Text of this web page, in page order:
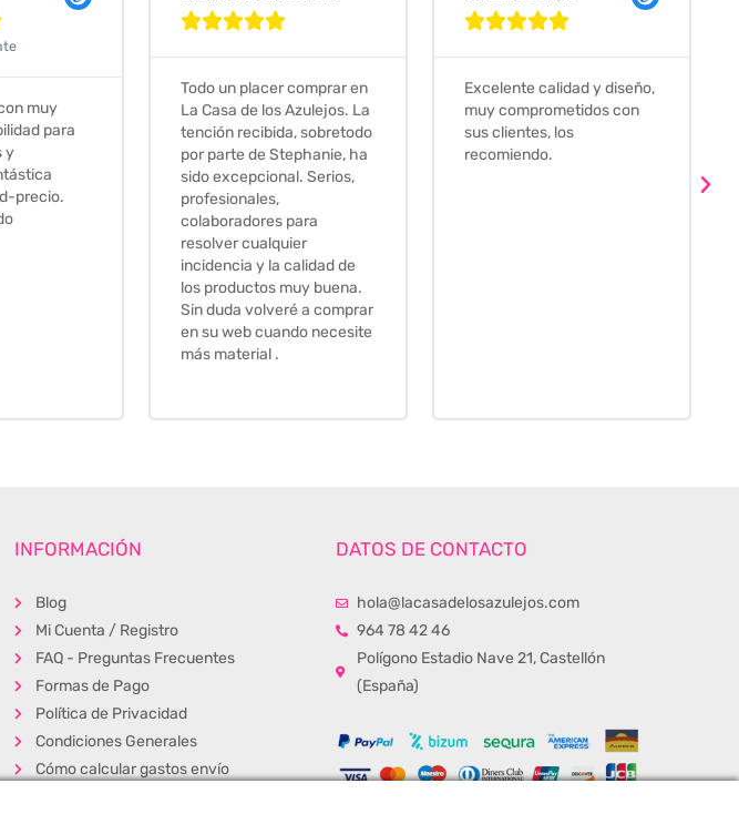
La
sobretodo
ha
Serios,

Excelente calidad y diseño,
muy comprometidos con
sus clientes, los
recomiendo.

Que decir, si teneis que
comprar alguna baldosa
este és el sitio indicado! Yo
pedi una muestra y me
INFORMACIÓN
Blog
Mi Cuenta / Registro
FAQ - Preguntas Frecuentes
Formas de Pago
Política de Privacidad
Condiciones Generales
Cómo calcular gastos envío
DATOS DE CONTACTO
hola@lacasadelosazulejos.com
964 78 42 46
Polígono Estadio Nave 21, Castellón
(España)